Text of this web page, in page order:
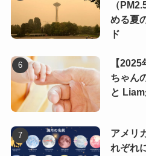
（
める夏
ド
【
ちゃん
と
アメリ
れぞれ